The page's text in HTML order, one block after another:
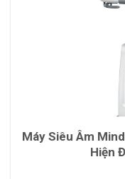
Máy Siêu Âm
Hiện